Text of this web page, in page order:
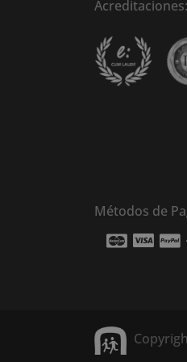
Acreditaciones:
Métodos de